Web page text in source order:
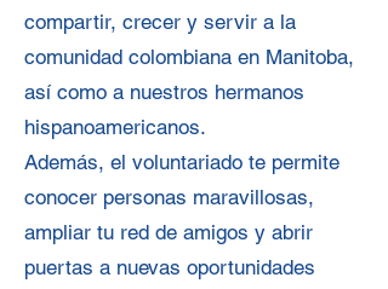
compartir, crecer y servir a la
comunidad colombiana en Manitoba,
así como a nuestros hermanos
hispanoamericanos.
Además, el voluntariado te permite
conocer personas maravillosas,
ampliar tu red de amigos y abrir
puertas a nuevas oportunidades